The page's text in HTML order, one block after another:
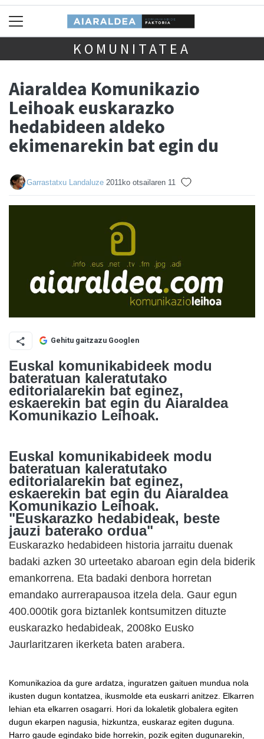
KOMUNITATEA
Aiaraldea Komunikazio
Leihoak euskarazko
hedabideen aldeko
ekimenarekin bat egin du
Garrastatxu Landaluze 2011ko otsailaren 11
Gehitu gaitzazu Googlen
Euskal komunikabideek modu
bateratuan kaleratutako
editorialarekin bat eginez,
eskaerekin bat egin du Aiaraldea
Komunikazio Leihoak.
Euskal komunikabideek modu
bateratuan kaleratutako
editorialarekin bat eginez,
eskaerekin bat egin du Aiaraldea
Komunikazio Leihoak.
"Euskarazko hedabideak, beste
jauzi baterako ordua"
Euskarazko hedabideen historia jarraitu duenak
badaki azken 30 urteetako abaroan egin dela biderik
emankorrena. Eta badaki denbora horretan
emandako aurrerapausoa itzela dela. Gaur egun
400.000tik gora biztanlek kontsumitzen dituzte
euskarazko hedabideak, 2008ko Eusko
Jaurlaritzaren ikerketa baten arabera.
Komunikazioa da gure ardatza, inguratzen gaituen mundua nola
ikusten dugun kontatzea, ikusmolde eta euskarri anitzez. Elkarren
lehian eta elkarren osagarri. Hori da lokaletik globalera egiten
dugun ekarpen nagusia, hizkuntza, euskaraz egiten duguna.
Harro gaude egindako bide horrekin, pozik egiten dugunarekin,